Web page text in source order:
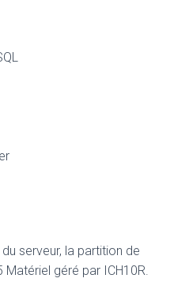
serveur, la partition de
Matériel géré par ICH10R.